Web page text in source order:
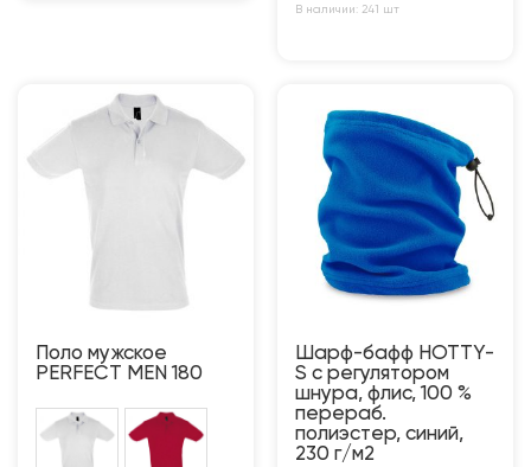
В наличии: 241 шт
Поло мужское
PERFECT MEN 180
Шарф-бафф HOTTY-
S с регулятором
шнура, флис, 100 %
перераб.
полиэстер, синий,
230 г/м2